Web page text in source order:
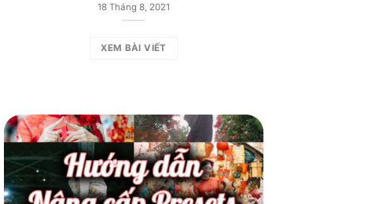
18 Tháng 8, 2021
XEM BÀI VIẾT